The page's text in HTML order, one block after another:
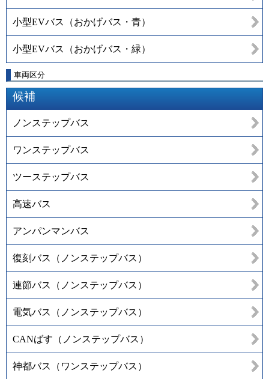
小型EVバス（おかげバス・青）
小型EVバス（おかげバス・緑）
車両区分
候補
ノンステップバス
ワンステップバス
ツーステップバス
高速バス
アンパンマンバス
復刻バス（ノンステップバス）
連節バス（ノンステップバス）
電気バス（ノンステップバス）
CANばす（ノンステップバス）
神都バス（ワンステップバス）